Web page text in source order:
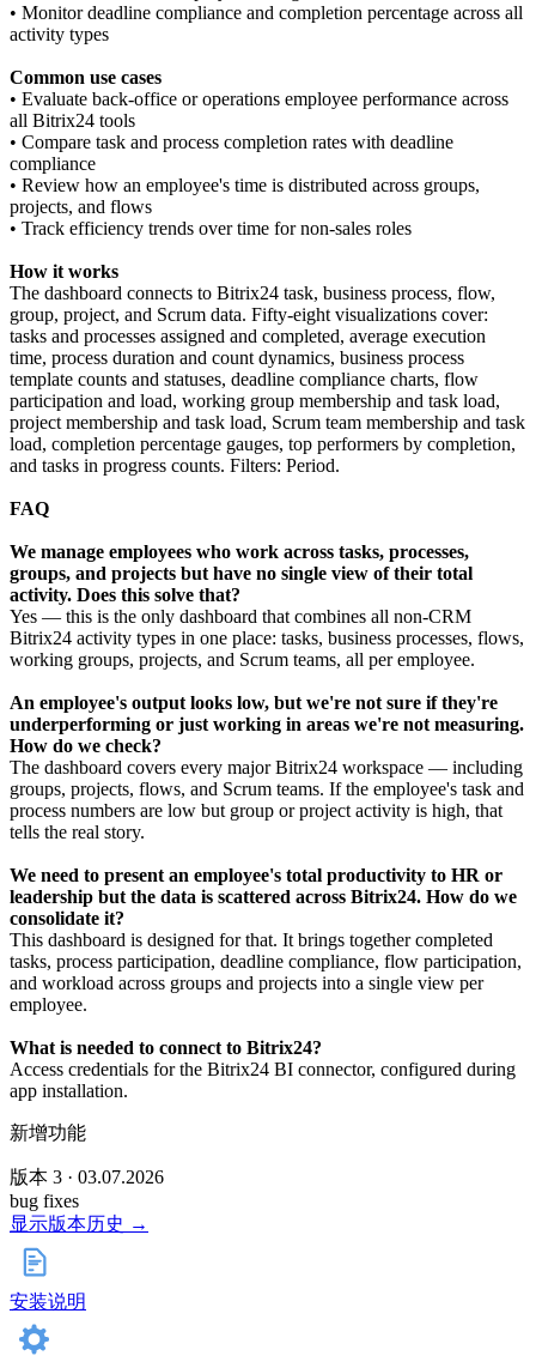
• Monitor deadline compliance and completion percentage across all
activity types
Common use cases
• Evaluate back-office or operations employee performance across
all Bitrix24 tools
• Compare task and process completion rates with deadline
compliance
• Review how an employee's time is distributed across groups,
projects, and flows
• Track efficiency trends over time for non-sales roles
How it works
The dashboard connects to Bitrix24 task, business process, flow,
group, project, and Scrum data. Fifty-eight visualizations cover:
tasks and processes assigned and completed, average execution
time, process duration and count dynamics, business process
template counts and statuses, deadline compliance charts, flow
participation and load, working group membership and task load,
project membership and task load, Scrum team membership and task
load, completion percentage gauges, top performers by completion,
and tasks in progress counts. Filters: Period.
FAQ
We manage employees who work across tasks, processes,
groups, and projects but have no single view of their total
activity. Does this solve that?
Yes — this is the only dashboard that combines all non-CRM
Bitrix24 activity types in one place: tasks, business processes, flows,
working groups, projects, and Scrum teams, all per employee.
An employee's output looks low, but we're not sure if they're
underperforming or just working in areas we're not measuring.
How do we check?
The dashboard covers every major Bitrix24 workspace — including
groups, projects, flows, and Scrum teams. If the employee's task and
process numbers are low but group or project activity is high, that
tells the real story.
We need to present an employee's total productivity to HR or
leadership but the data is scattered across Bitrix24. How do we
consolidate it?
This dashboard is designed for that. It brings together completed
tasks, process participation, deadline compliance, flow participation,
and workload across groups and projects into a single view per
employee.
What is needed to connect to Bitrix24?
Access credentials for the Bitrix24 BI connector, configured during
app installation.
新增功能
版本 3 · 03.07.2026
bug fixes
显示版本历史 →
安装说明